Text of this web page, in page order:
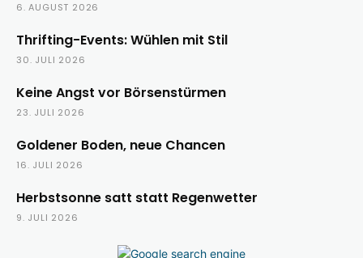
6. AUGUST 2026
Thrifting-Events: Wühlen mit Stil
30. JULI 2026
Keine Angst vor Börsenstürmen
23. JULI 2026
Goldener Boden, neue Chancen
16. JULI 2026
Herbstsonne satt statt Regenwetter
9. JULI 2026